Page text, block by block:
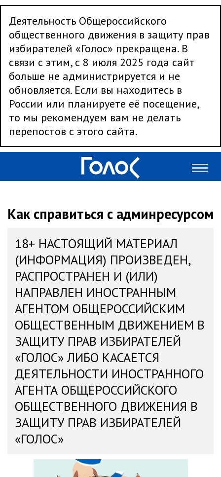
Деятельность Общероссийского
общественного движения в защиту прав
избирателей «Голос» прекращена. В
связи с этим, с 8 июля 2025 года сайт
больше не администрируется и не
обновляется. Если вы находитесь в
России или планируете её посещение,
то мы рекомендуем вам не делать
перепостов с этого сайта.
Как справиться с админресурсом
18+ НАСТОЯЩИЙ МАТЕРИАЛ
(ИНФОРМАЦИЯ) ПРОИЗВЕДЕН,
РАСПРОСТРАНЕН И (ИЛИ)
НАПРАВЛЕН ИНОСТРАННЫМ
АГЕНТОМ ОБЩЕРОССИЙСКИМ
ОБЩЕСТВЕННЫМ ДВИЖЕНИЕМ В
ЗАЩИТУ ПРАВ ИЗБИРАТЕЛЕЙ
«ГОЛОС» ЛИБО КАСАЕТСЯ
ДЕЯТЕЛЬНОСТИ ИНОСТРАННОГО
АГЕНТА ОБЩЕРОССИЙСКОГО
ОБЩЕСТВЕННОГО ДВИЖЕНИЯ В
ЗАЩИТУ ПРАВ ИЗБИРАТЕЛЕЙ
«ГОЛОС»